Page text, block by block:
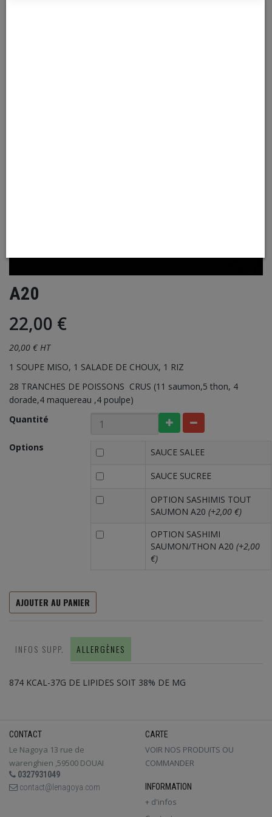
A20
22,00 €
20,00 € HT
1 SOUPE MISO, 1 SALADE DE CHOUX, 1 RIZ
28 TRANCHES DE POISSONS CRUS (11 saumon,5 thon, 4
dorade,4 maquereau ,4 poulpe)
Quantité
Options SAUCE SALEE
SAUCE SUCREE
OPTION SASHIMIS TOUT
SAUMON A20 (+2,00 €)
OPTION SASHIMI
SAUMON/THON A20 (+2,00
€)
AJOUTER AU PANIER
INFOS SUPP. ALLERGÈNES
874 KCAL-37G DE LIPIDES SOIT 38% DE MG
CONTACT
Le Nagoya 13 rue de
warenghien ,59500 DOUAI
0327931049
contact@lenagoya.com
CARTE
VOIR NOS PRODUITS OU
COMMANDER
INFORMATION
+ d'infos